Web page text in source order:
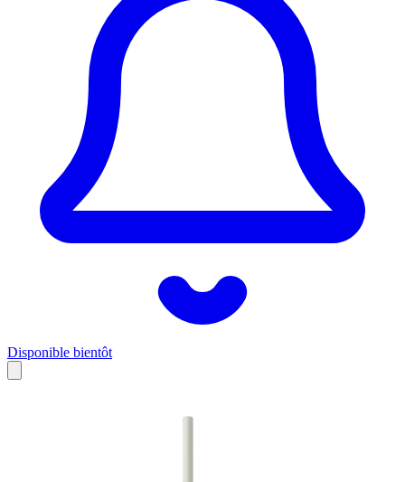
Disponible bientôt